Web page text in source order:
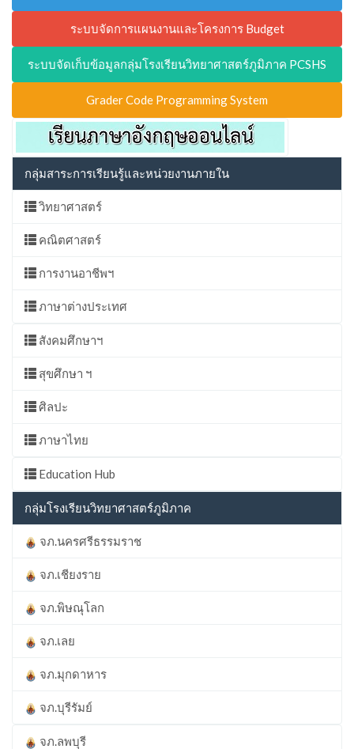
ระบบจัดการแผนงานและโครงการ Budget
ระบบจัดเก็บข้อมูลกลุ่มโรงเรียนวิทยาศาสตร์ภูมิภาค PCSHS
Grader Code Programming System
กลุ่มสาระการเรียนรู้และหน่วยงานภายใน
วิทยาศาสตร์
คณิตศาสตร์
การงานอาชีพฯ
ภาษาต่างประเทศ
สังคมศึกษาฯ
สุขศึกษา ฯ
ศิลปะ
ภาษาไทย
Education Hub
กลุ่มโรงเรียนวิทยาศาสตร์ภูมิภาค
จภ.นครศรีธรรมราช
จภ.เชียงราย
จภ.พิษณุโลก
จภ.เลย
จภ.มุกดาหาร
จภ.บุรีรัมย์
จภ.ลพบุรี